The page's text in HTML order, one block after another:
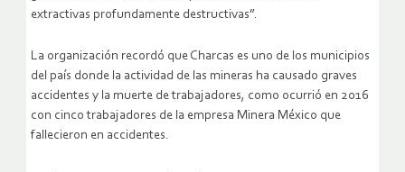
extractivas profundamente destructivas”.
La organización recordó que Charcas es uno de los municipios
del país donde la actividad de las mineras ha causado graves
accidentes y la muerte de trabajadores, como ocurrió en 2016
con cinco trabajadores de la empresa Minera México que
fallecieron en accidentes.